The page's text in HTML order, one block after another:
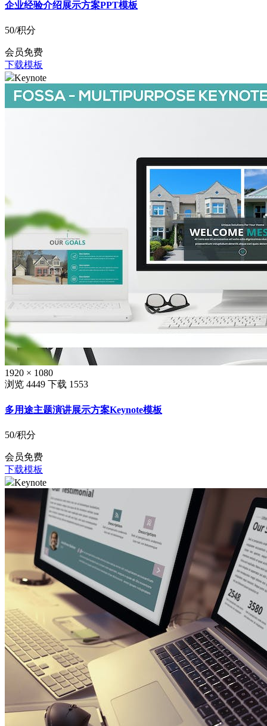
企业经验介绍展示方案PPT模板
50/积分
会员免费
下载模板
Keynote
1920 × 1080
浏览 4449 下载 1553
多用途主题演讲展示方案Keynote模板
50/积分
会员免费
下载模板
Keynote